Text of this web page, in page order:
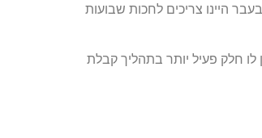
היינו צריכים לחכות שבועות
לו חלק פעיל יותר בתהליך קבלת